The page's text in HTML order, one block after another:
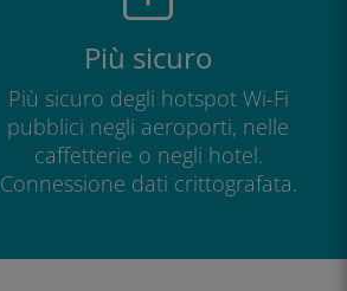
Più sicuro
Più sicuro degli hotspot Wi-Fi
pubblici negli aeroporti, nelle
caffetterie o negli hotel.
Connessione dati crittografata.